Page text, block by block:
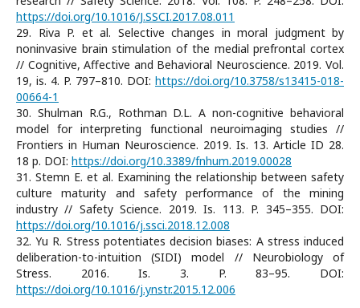
https://doi.org/10.1016/J.SSCI.2017.08.011
29. Riva P. et al. Selective changes in moral judgment by
noninvasive brain stimulation of the medial prefrontal cortex
// Cognitive, Affective and Behavioral Neuroscience. 2019. Vol.
19, is. 4. P. 797–810. DOI: https://doi.org/10.3758/s13415-018-
00664-1
30. Shulman R.G., Rothman D.L. A non-cognitive behavioral
model for interpreting functional neuroimaging studies //
Frontiers in Human Neuroscience. 2019. Is. 13. Article ID 28.
18 p. DOI: https://doi.org/10.3389/fnhum.2019.00028
31. Stemn E. et al. Examining the relationship between safety
culture maturity and safety performance of the mining
industry // Safety Science. 2019. Is. 113. P. 345–355. DOI:
https://doi.org/10.1016/j.ssci.2018.12.008
32. Yu R. Stress potentiates decision biases: A stress induced
deliberation-to-intuition (SIDI) model // Neurobiology of
Stress. 2016. Is. 3. P. 83–95. DOI:
https://doi.org/10.1016/j.ynstr.2015.12.006